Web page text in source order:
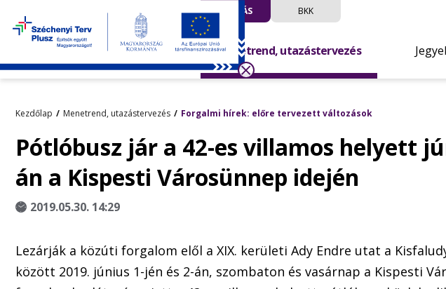
UTAZÁS BKK
Menetrend, utazástervezés
Kezdőlap Menetrend, utazástervezés Forgalmi hírek: előre tervezett változások
Pótlóbusz jár a 42-es villamos helyett
án a Kispesti Városünnep idején
2019.05.30. 14:29
Lezárják a közúti forgalom elől a XIX. kerületi Ady Endre utat a
között 2019. június 1-jén és 2-án, szombaton és vasárnap a Kispesti